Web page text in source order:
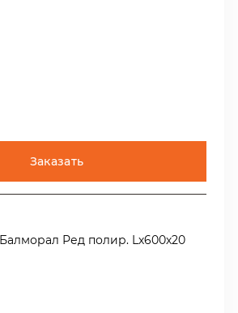
Заказать
Ред полир. Lх600х20